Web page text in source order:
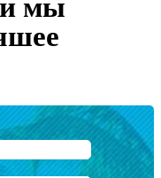
и мы